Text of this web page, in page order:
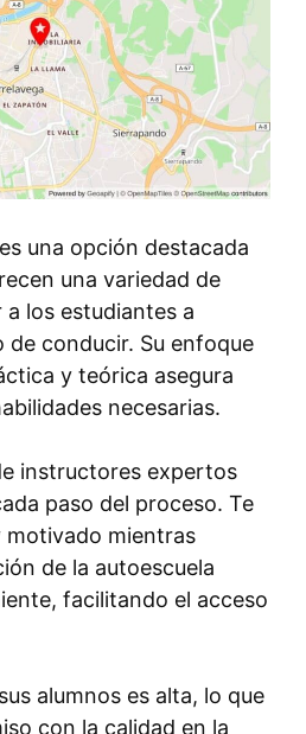
una opción destacada
una variedad de
los estudiantes a
de conducir. Su enfoque
y teórica asegura
necesarias.
instructores expertos
paso del proceso. Te
motivado mientras
de la autoescuela
facilitando el acceso
alumnos es alta, lo que
con la calidad en la